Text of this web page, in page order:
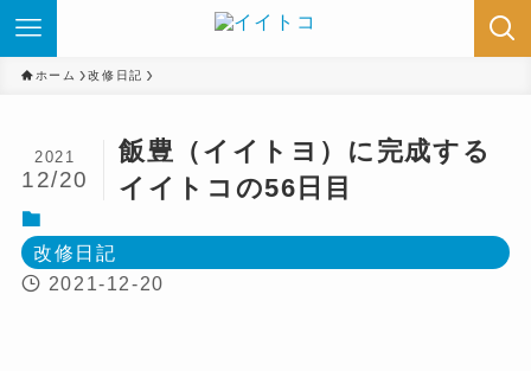
ホーム 改修日記
飯豊（イイトヨ）に完成する
イイトコの56日目
2021
12/20
改修日記
2021-12-20